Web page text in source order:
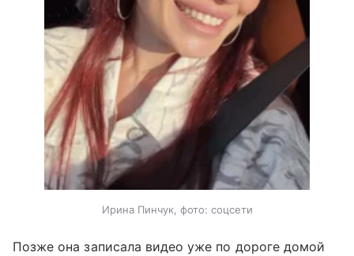
Ирина Пинчук, фото: соцсети
Позже она записала видео уже по дороге домой